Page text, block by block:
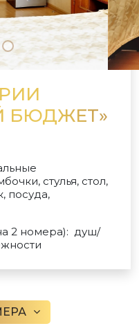
БЮДЖЕТ»
стулья, стол,
посуда,
2 номера): душ/